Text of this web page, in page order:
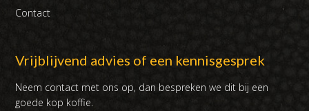
Contact
Vrijblijvend advies of een kennisgesprek
Neem contact met ons op, dan bespreken we dit bij een
goede kop koffie.